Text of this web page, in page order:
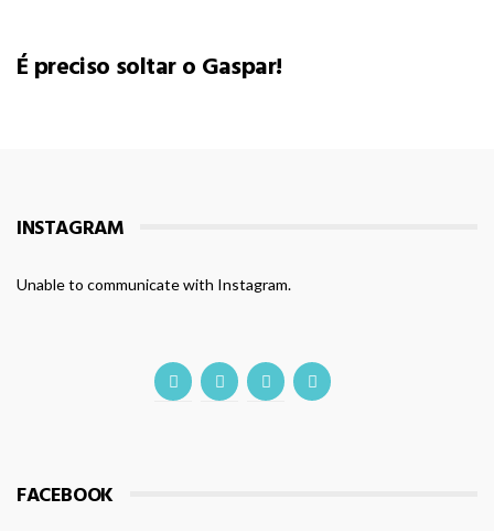
É preciso soltar o Gaspar!
INSTAGRAM
Unable to communicate with Instagram.
FACEBOOK